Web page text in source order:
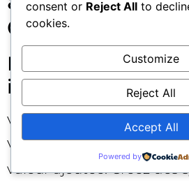
CTR organique
Médias et
informationnels
Votre risque : l’AIO répond
Votre riposte : gagner la
valeur ajoutée. Créez des
consent or Reject All to
cookies.
Customize
Reject All
Accept All
Powered by